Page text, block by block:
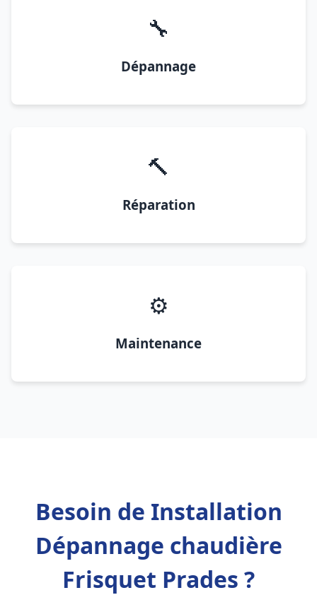
🔧
Dépannage
🔨
Réparation
⚙️
Maintenance
Besoin de Installation
Dépannage chaudière
Frisquet Prades ?